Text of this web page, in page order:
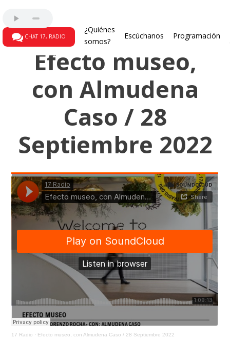
CHAT 17, RADIO
¿Quiénes
somos?
Escúchanos Programación
Efecto museo,
con Almudena
Caso / 28
Septiembre 2022
17 Radio · Efecto museo, con Almudena Caso / 28 Septiembre 2022